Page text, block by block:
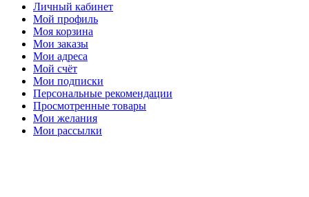
Личный кабинет
Мой профиль
Моя корзина
Мои заказы
Мои адреса
Мой счёт
Мои подписки
Персональные рекомендации
Просмотренные товары
Мои желания
Мои рассылки